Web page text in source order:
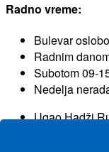
Radno vreme:
Bulevar
Radnim
Subotom 09-
Nedelja
Ugao Hadži